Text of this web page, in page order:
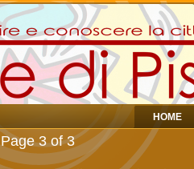
HOME
Page 3 of 3